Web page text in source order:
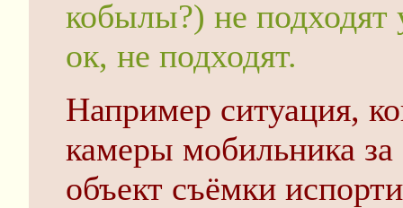
кобылы?) не
ок, не подходят.
Например ситуация,
камеры мобильника за
объект съёмки